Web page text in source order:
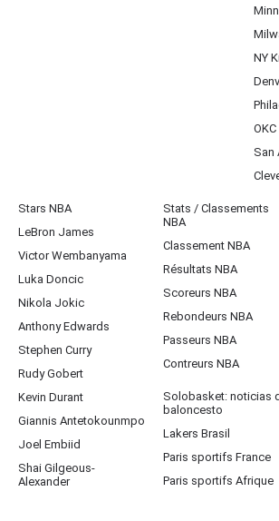
NY
San
Stars NBA
LeBron James
Victor Wembanyama
Luka Doncic
Nikola Jokic
Anthony Edwards
Stephen Curry
Rudy Gobert
Kevin Durant
Giannis Antetokounmpo
Joel Embiid
Shai Gilgeous-
Alexander
Stats / Classements
NBA
Classement NBA
Résultats NBA
Scoreurs NBA
Rebondeurs NBA
Passeurs NBA
Contreurs NBA
Solobasket: noticias
baloncesto
Lakers Brasil
Paris sportifs France
Paris sportifs Afrique